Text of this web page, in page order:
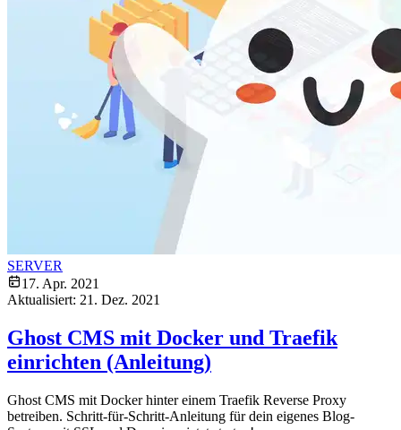
SERVER
17. Apr. 2021
Aktualisiert: 21. Dez. 2021
Ghost CMS mit Docker und Traefik
einrichten (Anleitung)
Ghost CMS mit Docker hinter einem Traefik Reverse Proxy
betreiben. Schritt-für-Schritt-Anleitung für dein eigenes Blog-